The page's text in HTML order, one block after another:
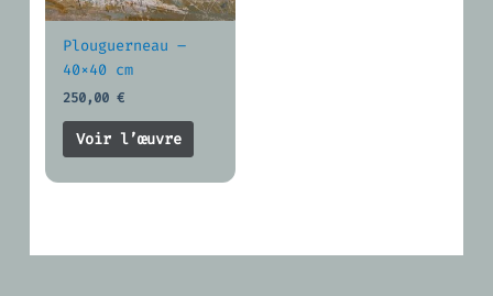
Plouguerneau –
40×40 cm
250,00€
Voir l’œuvre